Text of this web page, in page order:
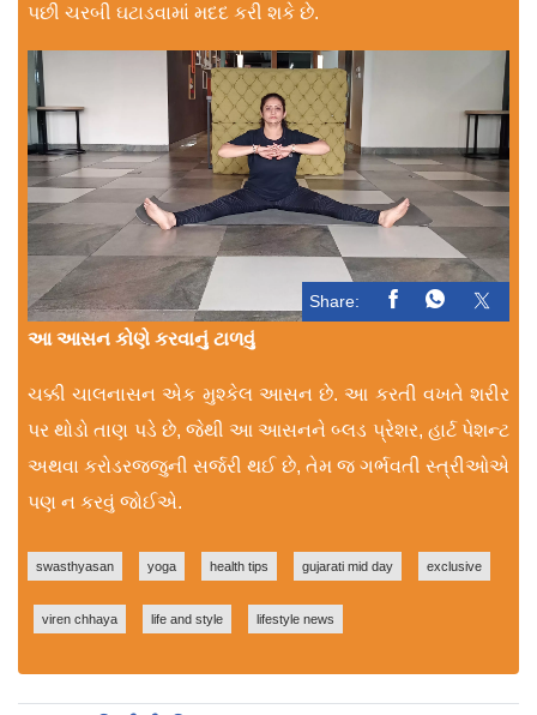
પછી ચરબી ઘટાડવામાં મદદ કરી શકે છે.
Share:
આ આસન કોણે કરવાનું ટાળવું
ચક્કી ચાલનાસન એક મુશ્કેલ આસન છે. આ કરતી વખતે શરીર
પર થોડો તાણ પડે છે, જેથી આ આસનને બ્લડ પ્રેશર, હાર્ટ પેશન્ટ
અથવા કરોડરજ્જુની સર્જરી થઈ છે, તેમ જ ગર્ભવતી સ્ત્રીઓએ
પણ ન કરવું જોઈએ.
swasthyasan yoga health tips gujarati mid day exclusive
viren chhaya life and style lifestyle news